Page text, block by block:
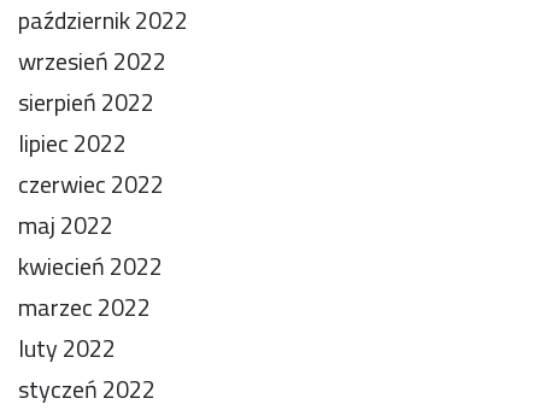
październik 2022
wrzesień 2022
sierpień 2022
lipiec 2022
czerwiec 2022
maj 2022
kwiecień 2022
marzec 2022
luty 2022
styczeń 2022